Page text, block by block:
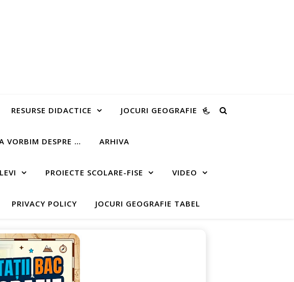
RESURSE DIDACTICE JOCURI GEOGRAFIE
VORBIM DESPRE … ARHIVA
PROIECTE SCOLARE-FISE VIDEO
PRIVACY POLICY JOCURI GEOGRAFIE TABEL